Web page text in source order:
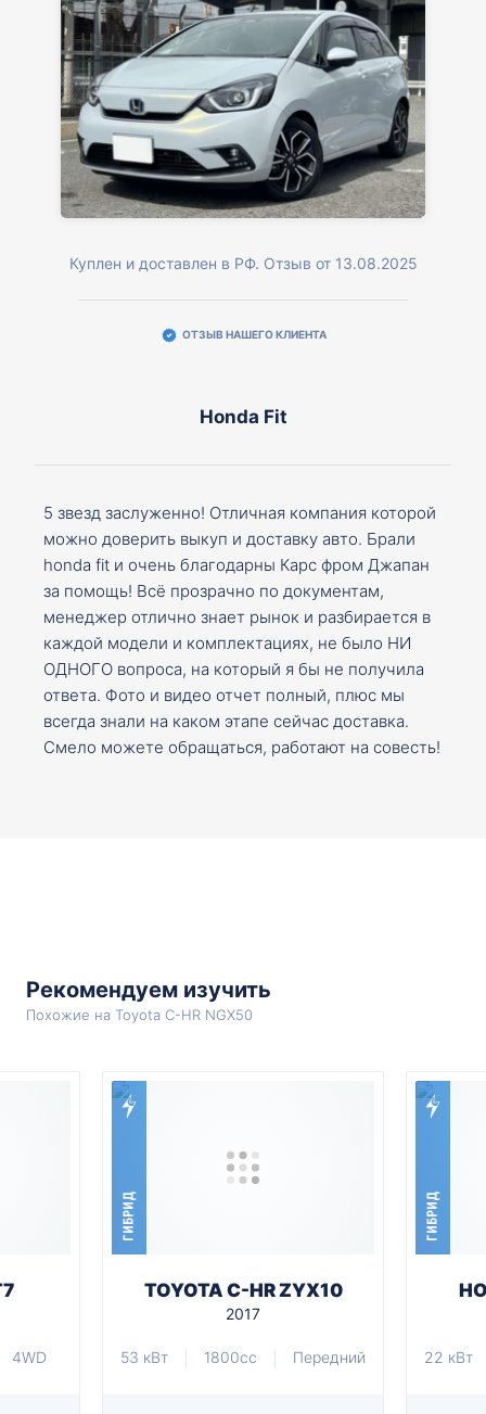
Куплен и доставлен в РФ. Отзыв от 13.08.2025
ОТЗЫВ НАШЕГО КЛИЕНТА
Honda Fit
5 звезд заслуженно! Отличная компания которой
можно доверить выкуп и доставку авто. Брали
honda fit и очень благодарны Карс фром Джапан
за помощь! Всё прозрачно по документам,
менеджер отлично знает рынок и разбирается в
каждой модели и комплектациях, не было НИ
ОДНОГО вопроса, на который я бы не получила
ответа. Фото и видео отчет полный, плюс мы
всегда знали на каком этапе сейчас доставка.
Смело можете обращаться, работают на совесть!
Рекомендуем изучить
Похожие на Toyota C-HR NGX50
4WD
ГИБРИД
TOYOTA C-HR ZYX10
2017
53 кВт 1800cc Передний
ГИБРИД
22 кВт